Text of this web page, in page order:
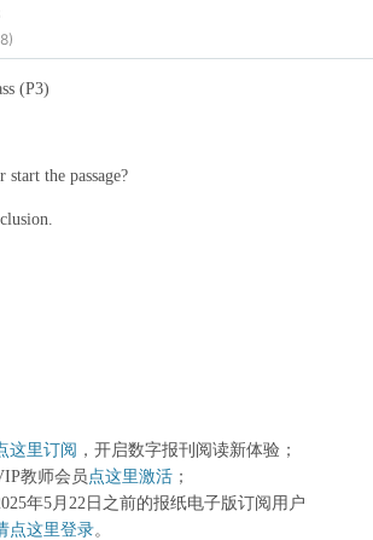
(P3)
the passage?
这里订阅 ，开启数字报刊阅读新体验；
教师会员点这里激活 ；
年5月22日之前的报纸电子版订阅用户
点这里登录。